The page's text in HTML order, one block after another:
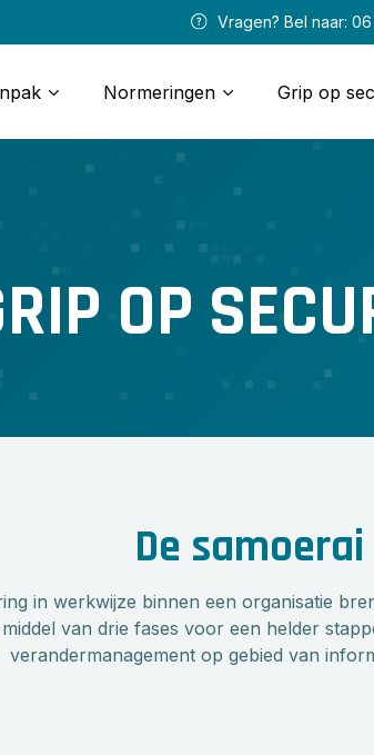
Vragen? Bel naar: 06
Normeringen Grip op
OP
De
in werkwijze binnen een organisatie
van drie fases voor een helder
verandermanagement op gebied van